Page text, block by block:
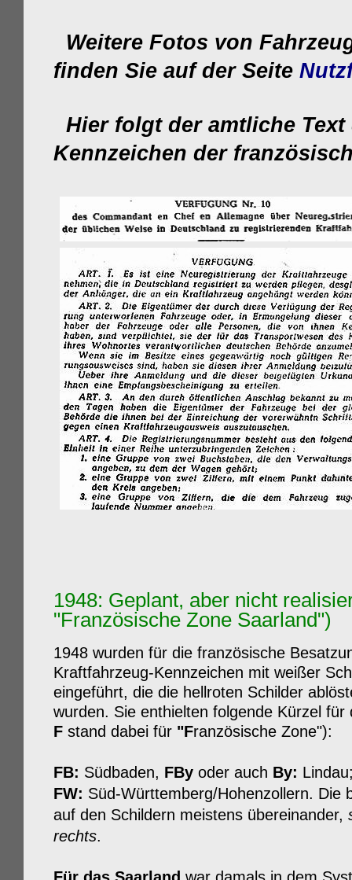
Weitere Fotos von
finden Sie auf der Seite
Hier folgt der amtliche
Kennzeichen der
1948: Geplant, aber nicht
"Französische Zone Saarland")
1948 wurden für die französische
Kraftfahrzeug-Kennzeichen mit weißer
eingeführt, die die hellroten Schilder
wurden. Sie enthielten folgende Kürzel
F stand dabei für "Französische Zone"):
FB: Südbaden, FBy oder auch By:
FW: Süd-Württemberg/Hohenzollern. Die
auf den Schildern meistens übereinander,
rechts.